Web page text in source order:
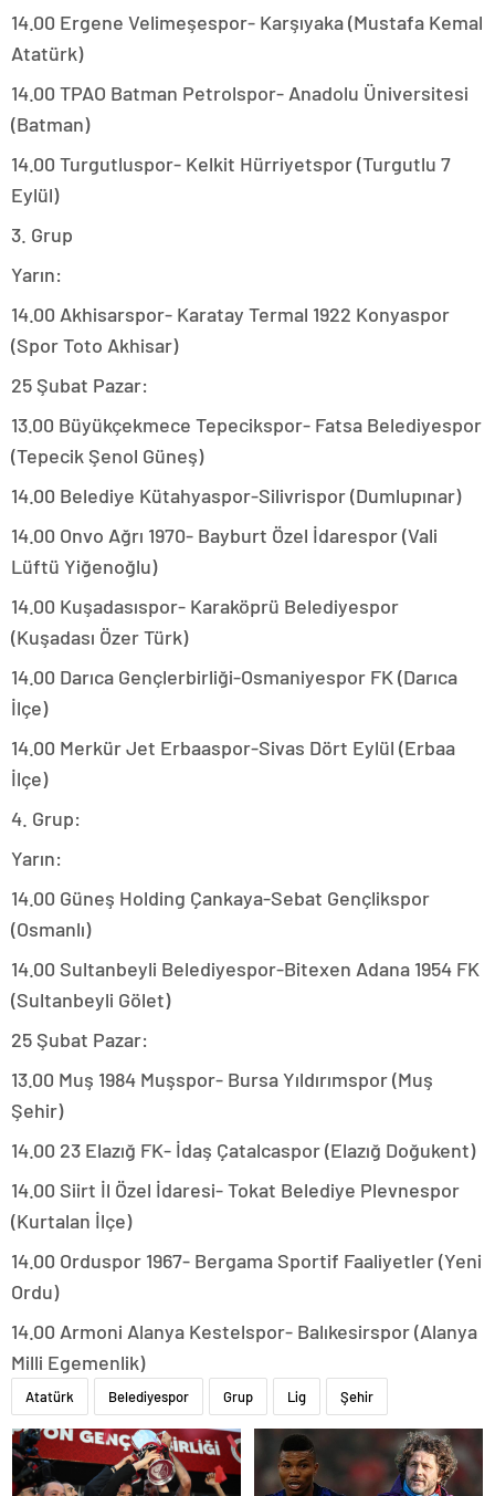
14.00 Ergene Velimeşespor- Karşıyaka (Mustafa Kemal
Atatürk)
14.00 TPAO Batman Petrolspor- Anadolu Üniversitesi
(Batman)
14.00 Turgutluspor- Kelkit Hürriyetspor (Turgutlu 7
Eylül)
3. Grup
Yarın:
14.00 Akhisarspor- Karatay Termal 1922 Konyaspor
(Spor Toto Akhisar)
25 Şubat Pazar:
13.00 Büyükçekmece Tepecikspor- Fatsa Belediyespor
(Tepecik Şenol Güneş)
14.00 Belediye Kütahyaspor-Silivrispor (Dumlupınar)
14.00 Onvo Ağrı 1970- Bayburt Özel İdarespor (Vali
Lüftü Yiğenoğlu)
14.00 Kuşadasıspor- Karaköprü Belediyespor
(Kuşadası Özer Türk)
14.00 Darıca Gençlerbirliği-Osmaniyespor FK (Darıca
İlçe)
14.00 Merkür Jet Erbaaspor-Sivas Dört Eylül (Erbaa
İlçe)
4. Grup:
Yarın:
14.00 Güneş Holding Çankaya-Sebat Gençlikspor
(Osmanlı)
14.00 Sultanbeyli Belediyespor-Bitexen Adana 1954 FK
(Sultanbeyli Gölet)
25 Şubat Pazar:
13.00 Muş 1984 Muşspor- Bursa Yıldırımspor (Muş
Şehir)
14.00 23 Elazığ FK- İdaş Çatalcaspor (Elazığ Doğukent)
14.00 Siirt İl Özel İdaresi- Tokat Belediye Plevnespor
(Kurtalan İlçe)
14.00 Orduspor 1967- Bergama Sportif Faaliyetler (Yeni
Ordu)
14.00 Armoni Alanya Kestelspor- Balıkesirspor (Alanya
Milli Egemenlik)
Atatürk Belediyespor Grup Lig Şehir